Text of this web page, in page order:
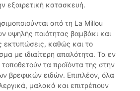
εξαιρετική κατασκευή.
από τη La Millou
υψηλής ποιότητας βαμβάκι και
εκτυπώσεις, καθώς και το
με ιδιαίτερη απαλότητα. Τα εν
τα προϊόντα της στην
βρεφικών ειδών. Επιπλέον, όλα
μαλακά και επιτρέπουν